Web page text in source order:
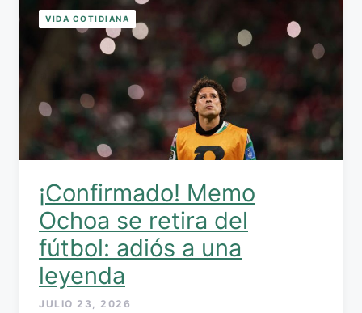
VIDA COTIDIANA
¡Confirmado! Memo
Ochoa se retira del
fútbol: adiós a una
leyenda
JULIO 23, 2026